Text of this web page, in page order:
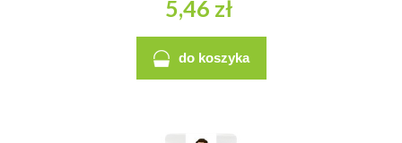
5,46 zł
do koszyka